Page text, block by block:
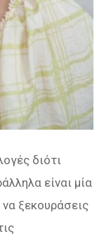
διότι
είναι μία
ξεκουράσεις